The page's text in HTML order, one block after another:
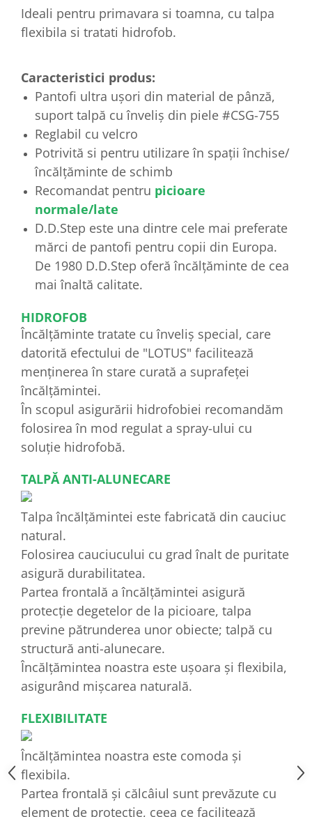
Ideali pentru primavara si toamna, cu talpa
flexibila si tratati hidrofob.
Caracteristici produs:
Pantofi ultra ușori din material de pânză,
suport talpă cu înveliș din piele #CSG-755
Reglabil cu velcro
Potrivită si pentru utilizare în spații închise/
încălțăminte de schimb
Recomandat pentru picioare
normale/late
D.D.Step este una dintre cele mai preferate
mărci de pantofi pentru copii din Europa.
De 1980 D.D.Step oferă încălțăminte de cea
mai înaltă calitate.
HIDROFOB
Încălțăminte tratate cu înveliș special, care
datorită efectului de "LOTUS" facilitează
menținerea în stare curată a suprafeței
încălțămintei.
În scopul asigurării hidrofobiei recomandăm
folosirea în mod regulat a spray-ului cu
soluție hidrofobă.
TALPĂ ANTI-ALUNECARE
Talpa încălțămintei este fabricată din cauciuc
natural.
Folosirea cauciucului cu grad înalt de puritate
asigură durabilitatea.
Partea frontală a încălțămintei asigură
protecție degetelor de la picioare, talpa
previne pătrunderea unor obiecte; talpă cu
structură anti-alunecare.
Încălțămintea noastra este ușoara și flexibila,
asigurând mișcarea naturală.
FLEXIBILITATE
Încălțămintea noastra este comoda și
flexibila.
Partea frontală și călcâiul sunt prevăzute cu
element de protecție, ceea ce facilitează